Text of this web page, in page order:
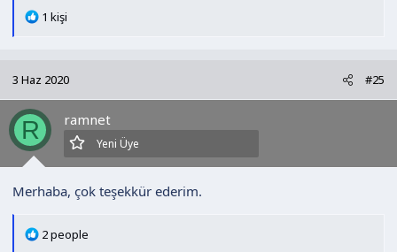
T
l
e
r
1 kişi
3 Haz 2020 #25
R ramnet
Yeni Üye
Merhaba, çok teşekkür ederim.
T
2 people